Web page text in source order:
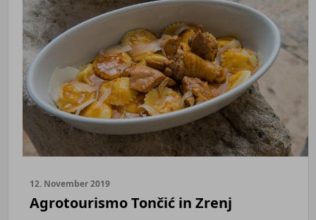
12. November 2019
Agrotourismo Tončić in Zrenj